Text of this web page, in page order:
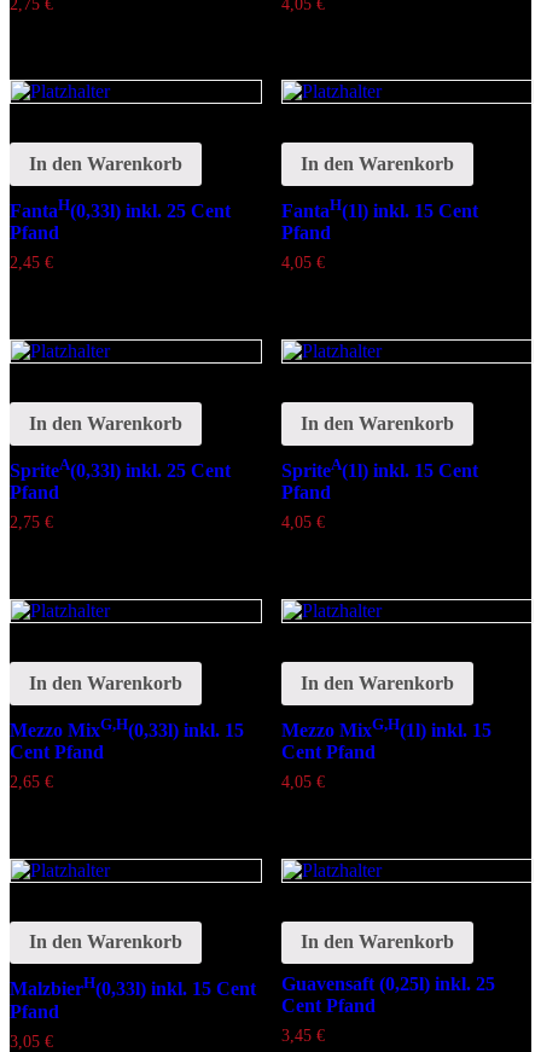
2,75 € 4,05 €
In den Warenkorb
FantaH(0,33l) inkl. 25 Cent
Pfand
2,45 €
In den Warenkorb
FantaH(1l) inkl. 15 Cent
Pfand
4,05 €
In den Warenkorb
SpriteA(0,33l) inkl. 25 Cent
Pfand
2,75 €
In den Warenkorb
SpriteA(1l) inkl. 15 Cent
Pfand
4,05 €
In den Warenkorb
Mezzo MixG,H(0,33l) inkl. 15
Cent Pfand
2,65 €
In den Warenkorb
Mezzo MixG,H(1l) inkl. 15
Cent Pfand
4,05 €
In den Warenkorb
MalzbierH(0,33l) inkl. 15 Cent
Pfand
3,05 €
In den Warenkorb
Guavensaft (0,25l) inkl. 25
Cent Pfand
3,45 €